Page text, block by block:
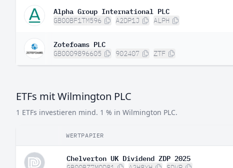
Alpha Group International PLC
GB00BF1TM596 A2DP1J ALPH
Zotefoams PLC
GB0009896605 902407 ZTF
ETFs mit Wilmington PLC
1 ETFs investieren mind. 1 % in Wilmington PLC.
WERTPAPIER
Chelverton UK Dividend ZDP 2025